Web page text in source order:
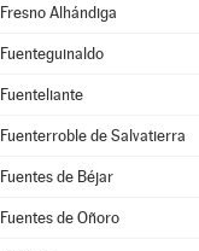
Fresno Alhándiga
Fuenteguinaldo
Fuenteliante
Fuenterroble de Salvatierra
Fuentes de Béjar
Fuentes de Oñoro